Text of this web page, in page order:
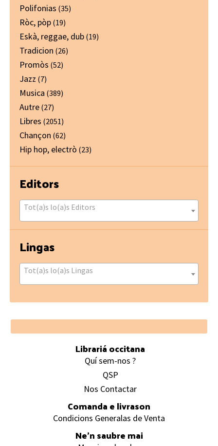
Polifonias (35)
Ròc, pòp (19)
Eskà, reggae, dub (19)
Tradicion (26)
Promòs (52)
Jazz (7)
Musica (389)
Autre (27)
Libres (2051)
Chançon (62)
Hip hop, electrò (23)
Editors
Tot(a)s lo(a)s Editors
Lingas
Tot(a)s lo(a)s Lingas
Footer
Librariá occitana
Quí sem-nos ?
QSP
Nos Contactar
Comanda e livrason
Condicions Generalas de Venta
Ne’n saubre mai